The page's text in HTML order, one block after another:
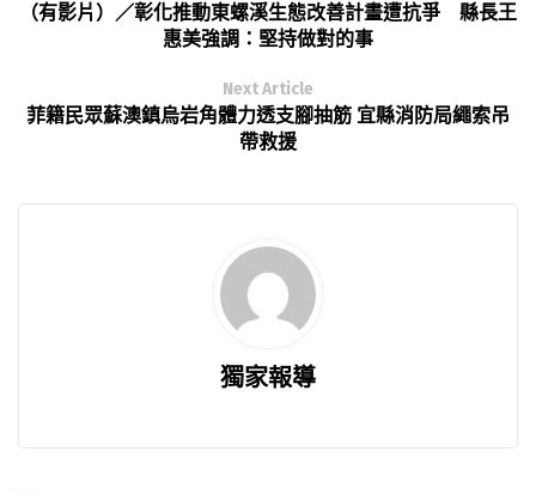
（有影片）／彰化推動東螺溪生態改善計畫遭抗爭 縣長王
惠美強調：堅持做對的事
Next Article
菲籍民眾蘇澳鎮烏岩角體力透支腳抽筋 宜縣消防局繩索吊
帶救援
獨家報導